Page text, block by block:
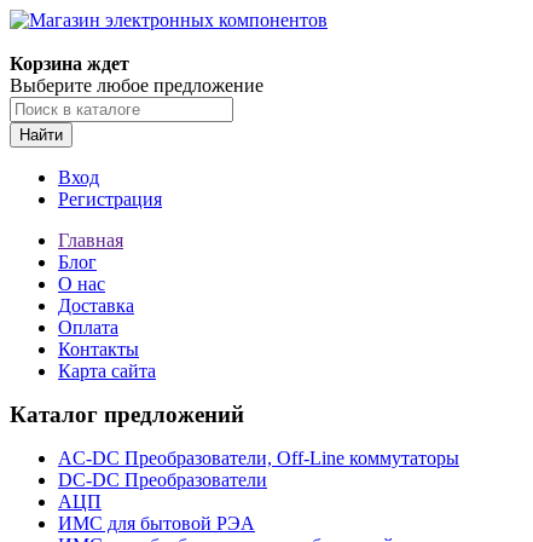
Корзина ждет
Выберите любое предложение
Найти
Вход
Регистрация
Главная
Блог
О нас
Доставка
Оплата
Контакты
Карта сайта
Каталог предложений
AC-DC Преобразователи, Off-Line коммутаторы
DC-DC Преобразователи
АЦП
ИМС для бытовой РЭА